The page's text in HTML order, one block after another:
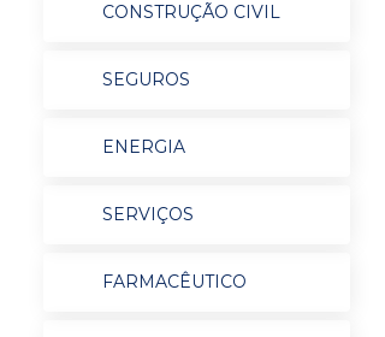
CONSTRUÇÃO CIVIL
SEGUROS
ENERGIA
SERVIÇOS
FARMACÊUTICO